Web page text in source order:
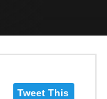
Tweet This